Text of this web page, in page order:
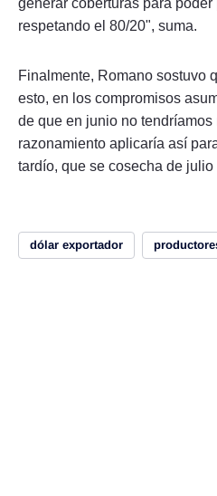
generar coberturas para
respetando el 80/20", suma.
Finalmente, Romano sostuvo
esto, en los compromisos
de que en junio no tendríamos
razonamiento aplicaría así
tardío, que se cosecha de julio
dólar exportador